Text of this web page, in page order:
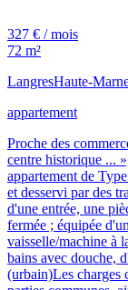
327 € / mois
72 m²
LangresHaute-
appartement
Proche des
centre historique ...
appartement de
et desservi par des
d'une entrée, une
fermée ; équipée
vaisselle/machine à
bains avec douche,
(urbain)Les charges